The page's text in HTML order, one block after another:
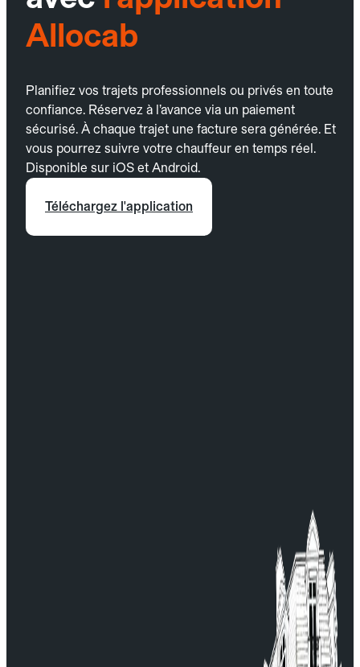
Allocab
Planifiez vos trajets professionnels ou privés en toute
confiance. Réservez à l’avance via un paiement
sécurisé. À chaque trajet une facture sera générée. Et
vous pourrez suivre votre chauffeur en temps réel.
Disponible sur iOS et Android.
Téléchargez l'application